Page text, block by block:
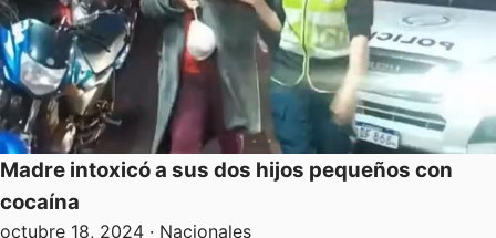
Madre intoxicó a sus dos hijos pequeños con
cocaína
octubre 18, 2024 · Nacionales